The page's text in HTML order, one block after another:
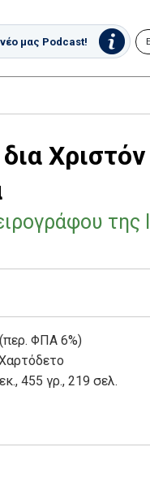
μας Podcast!
της
ΦΠΑ 6%)
455 γρ., 219 σελ.